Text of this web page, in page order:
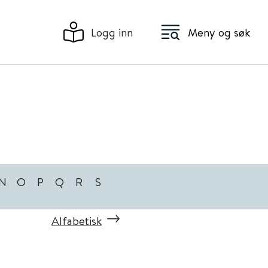
Logg inn Meny og søk
O P Q R S
Alfabetisk